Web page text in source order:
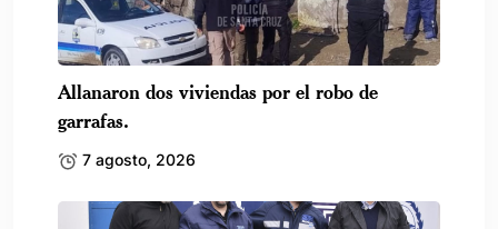
Allanaron dos viviendas por el robo de
garrafas.
7 agosto, 2026